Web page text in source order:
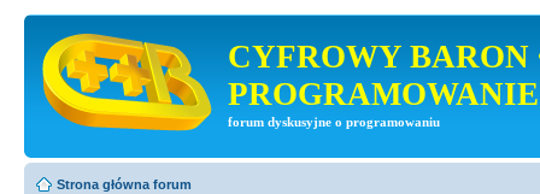
CYFROWY BARON
PROGRAMOWANIE
forum dyskusyjne o programowaniu
Strona główna forum